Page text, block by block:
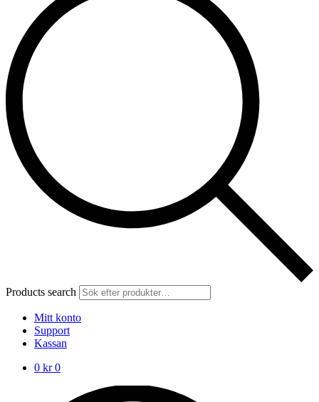
Products search
Mitt konto
Support
Kassan
0 kr 0